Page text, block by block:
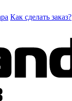
Как сделать заказ?